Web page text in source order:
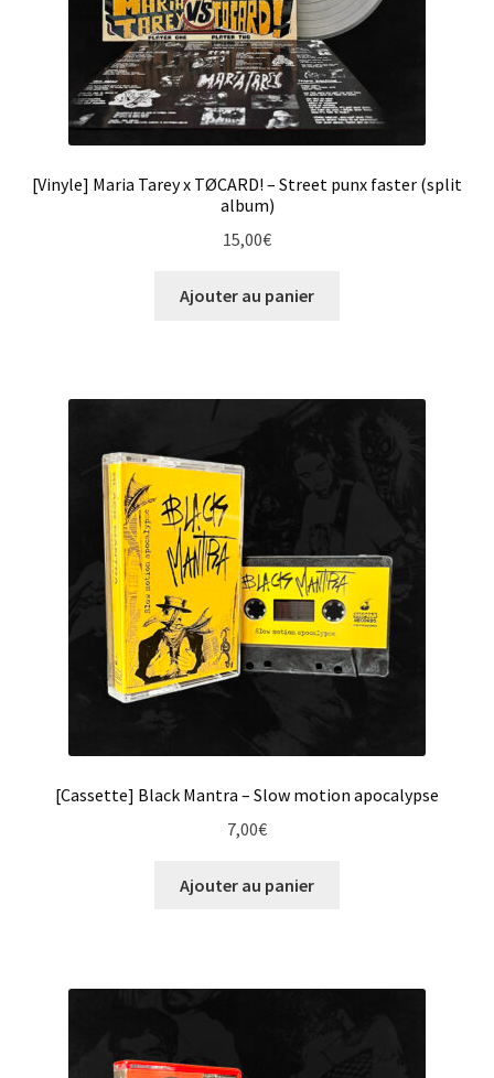
[Vinyle] Maria Tarey x TØCARD! – Street punx faster (split
album)
15,00€
Ajouter au panier
[Cassette] Black Mantra – Slow motion apocalypse
7,00€
Ajouter au panier